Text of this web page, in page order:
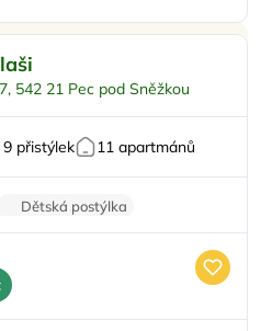
542 21 Pec pod Sněžkou
přistýlek 11 apartmánů
Dětská postýlka
Venkovní gril